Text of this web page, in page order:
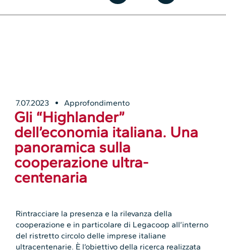
7.07.2023 Approfondimento
Gli “Highlander”
dell’economia italiana. Una
panoramica sulla
cooperazione ultra-
centenaria
Rintracciare la presenza e la rilevanza della
cooperazione e in particolare di Legacoop all’interno
del ristretto circolo delle imprese italiane
ultracentenarie. È l’obiettivo della ricerca realizzata